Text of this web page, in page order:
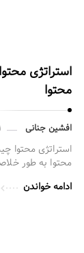
محتوا
افشین جنانی
محتوا به طور
ادامه خواندن